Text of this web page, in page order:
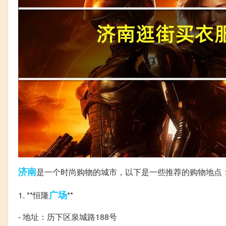
济南是一个时尚购物的城市，以下是一些推荐的购物地点
1. **恒隆广场**
- 地址：历下区泉城路188号